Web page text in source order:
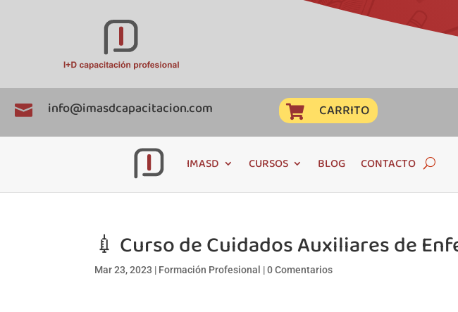
 info@imasdcapacitacion.com  CARRITO
IMASD CURSOS BLOG CONTACTO
💉 Curso de Cuidados Auxiliares de
Mar 23, 2023 | Formación Profesional |0 Comentarios